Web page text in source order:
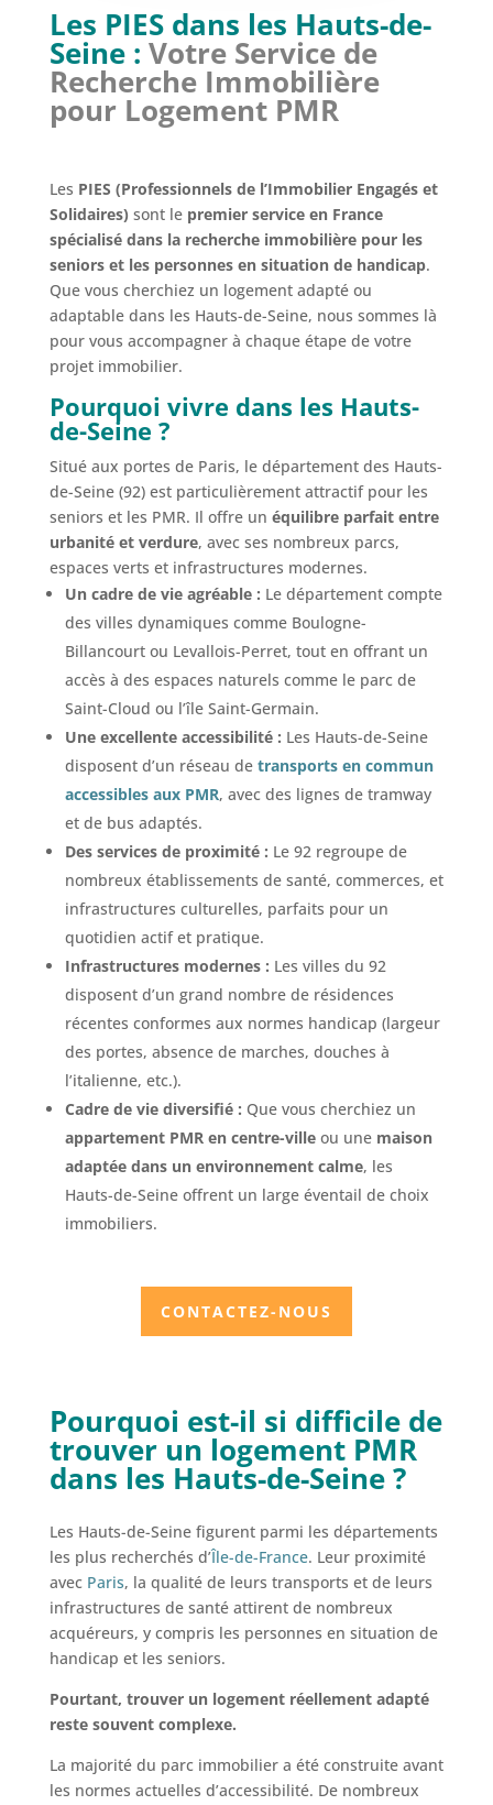
Les PIES dans les Hauts-de-
Seine : Votre Service de
Recherche Immobilière
pour Logement PMR
Les PIES (Professionnels de l’Immobilier Engagés et
Solidaires) sont le premier service en France
spécialisé dans la recherche immobilière pour les
seniors et les personnes en situation de handicap.
Que vous cherchiez un logement adapté ou
adaptable dans les Hauts-de-Seine, nous sommes là
pour vous accompagner à chaque étape de votre
projet immobilier.
Pourquoi vivre dans les Hauts-
de-Seine ?
Situé aux portes de Paris, le département des Hauts-
de-Seine (92) est particulièrement attractif pour les
seniors et les PMR. Il offre un équilibre parfait entre
urbanité et verdure, avec ses nombreux parcs,
espaces verts et infrastructures modernes.
Un cadre de vie agréable : Le département compte
des villes dynamiques comme Boulogne-
Billancourt ou Levallois-Perret, tout en offrant un
accès à des espaces naturels comme le parc de
Saint-Cloud ou l’île Saint-Germain.
Une excellente accessibilité : Les Hauts-de-Seine
disposent d’un réseau de transports en commun
accessibles aux PMR, avec des lignes de tramway
et de bus adaptés.
Des services de proximité : Le 92 regroupe de
nombreux établissements de santé, commerces, et
infrastructures culturelles, parfaits pour un
quotidien actif et pratique.
Infrastructures modernes : Les villes du 92
disposent d’un grand nombre de résidences
récentes conformes aux normes handicap (largeur
des portes, absence de marches, douches à
l’italienne, etc.).
Cadre de vie diversifié : Que vous cherchiez un
appartement PMR en centre-villeou une maison
adaptée dans un environnement calme, les
Hauts-de-Seine offrent un large éventail de choix
immobiliers.
CONTACTEZ-NOUS
Pourquoi est-il si difficile de
trouver un logement PMR
dans les Hauts-de-Seine ?
Les Hauts-de-Seine figurent parmi les départements
les plus recherchés d’Île-de-France. Leur proximité
avec Paris, la qualité de leurs transports et de leurs
infrastructures de santé attirent de nombreux
acquéreurs, y compris les personnes en situation de
handicap et les seniors.
Pourtant, trouver un logement réellement adapté
reste souvent complexe.
La majorité du parc immobilier a été construite avant
les normes actuelles d’accessibilité. De nombreux